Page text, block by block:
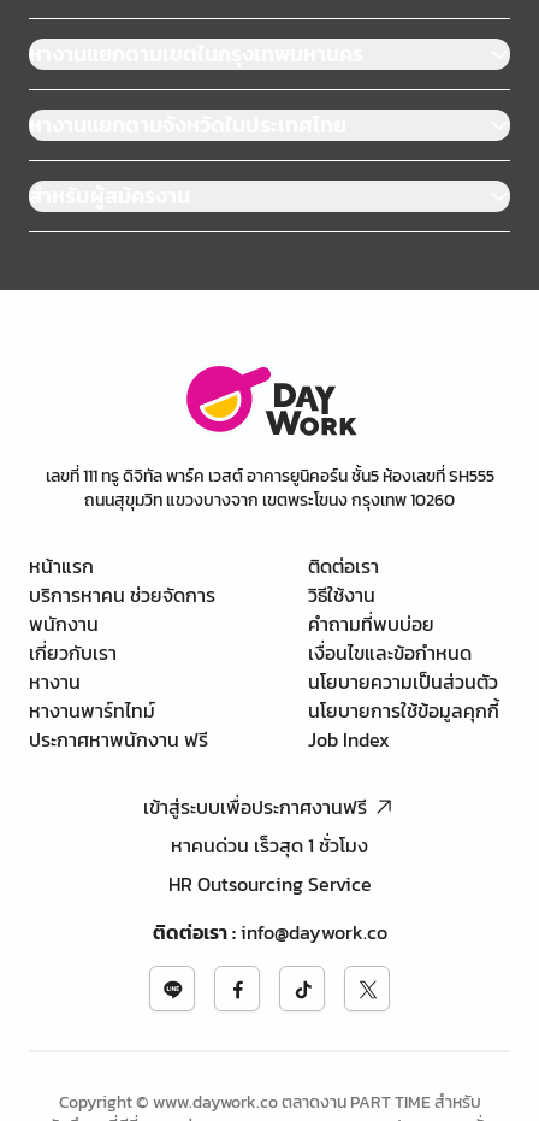
หางานแยกตามเขตในกรุงเทพมหานคร
หางานแยกตามจังหวัดในประเทศไทย
สำหรับผู้สมัครงาน
เลขที่ 111 ทรู ดิจิทัล พาร์ค เวสต์ อาคารยูนิคอร์น ชั้น5 ห้องเลขที่ SH555
ถนนสุขุมวิท แขวงบางจาก เขตพระโขนง กรุงเทพ 10260
หน้าแรก
บริการหาคน ช่วยจัดการ
พนักงาน
เกี่ยวกับเรา
หางาน
หางานพาร์ทไทม์
ประกาศหาพนักงาน ฟรี
ติดต่อเรา
วิธีใช้งาน
คำถามที่พบบ่อย
เงื่อนไขและข้อกำหนด
นโยบายความเป็นส่วนตัว
นโยบายการใช้ข้อมูลคุกกี้
Job Index
เข้าสู่ระบบเพื่อประกาศงานฟรี
หาคนด่วน เร็วสุด 1 ชั่วโมง
HR Outsourcing Service
ติดต่อเรา:info@daywork.co
Copyright © www.daywork.co ตลาดงาน PART TIME สำหรับ